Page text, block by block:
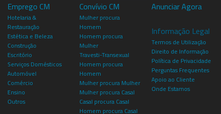
Emprego CM
Hotelaria &
Restauração
Estética e Beleza
Construção
Escritório
Serviços Domésticos
Automóvel
Comércio
Ensino
Outros
Convívio CM
Mulher procura
Homem
Homem procura
Mulher
Travesti-Transexual
Homem procura
Homem
Mulher procura Mulher
Mulher procura Casal
Casal procura Casal
Homem procura Casal
Anunciar Agora
Informação Legal
Termos de Utilização
Direito de Informação
Política de Privacidade
Perguntas Frequentes
Apoio ao Cliente
Onde Estamos